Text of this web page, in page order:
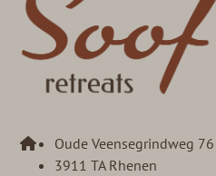
Oude Veensegrindweg 76
3911 TA Rhenen